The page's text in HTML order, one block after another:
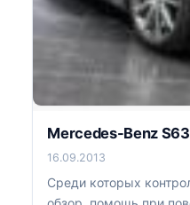
Mercedes-Benz
16.09.2013
Среди которых